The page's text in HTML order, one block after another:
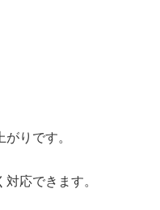
りです。
応できます。